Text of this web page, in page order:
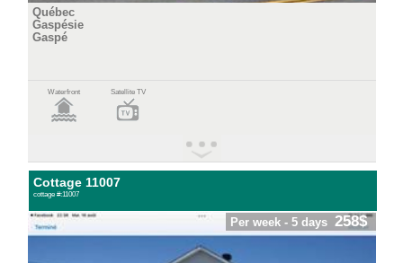
Québec
Gaspésie
Gaspé
Waterfront Satellite TV
Cottage 11007
cottage #:11007
Per week - 5 days 258$